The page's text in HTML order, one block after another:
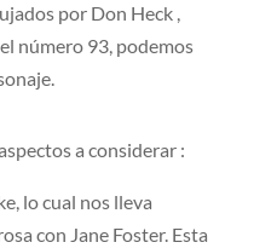
por Don Heck ,
número 93, podemos
a considerar :
lo cual nos lleva
con Jane Foster. Esta